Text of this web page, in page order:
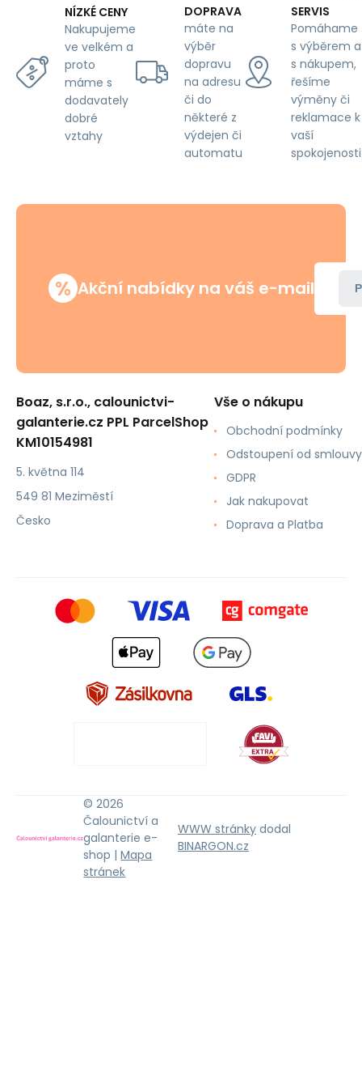
NÍZKÉ CENY
Nakupujeme
ve velkém a
proto
máme s
dodavately
dobré
vztahy
DOPRAVA
máte na
výběr
dopravu
na adresu
či do
některé z
výdejen či
automatu
SERVIS
Pomáhame
s výběrem a
s nákupem,
řešíme
výměny či
reklamace k
vaší
spokojenosti
% Akční nabídky na váš e-mail
Boaz, s.r.o., calounictvi-
galanterie.cz PPL ParcelShop
KM10154981
5. května 114
549 81 Meziměstí
Česko
Vše o nákupu
Obchodní podmínky
Odstoupení od smlouvy
GDPR
Jak nakupovat
Doprava a Platba
© 2026
Čalounictví a
galanterie e-
shop |Mapa
stránek
WWW stránky dodal
BINARGON.cz